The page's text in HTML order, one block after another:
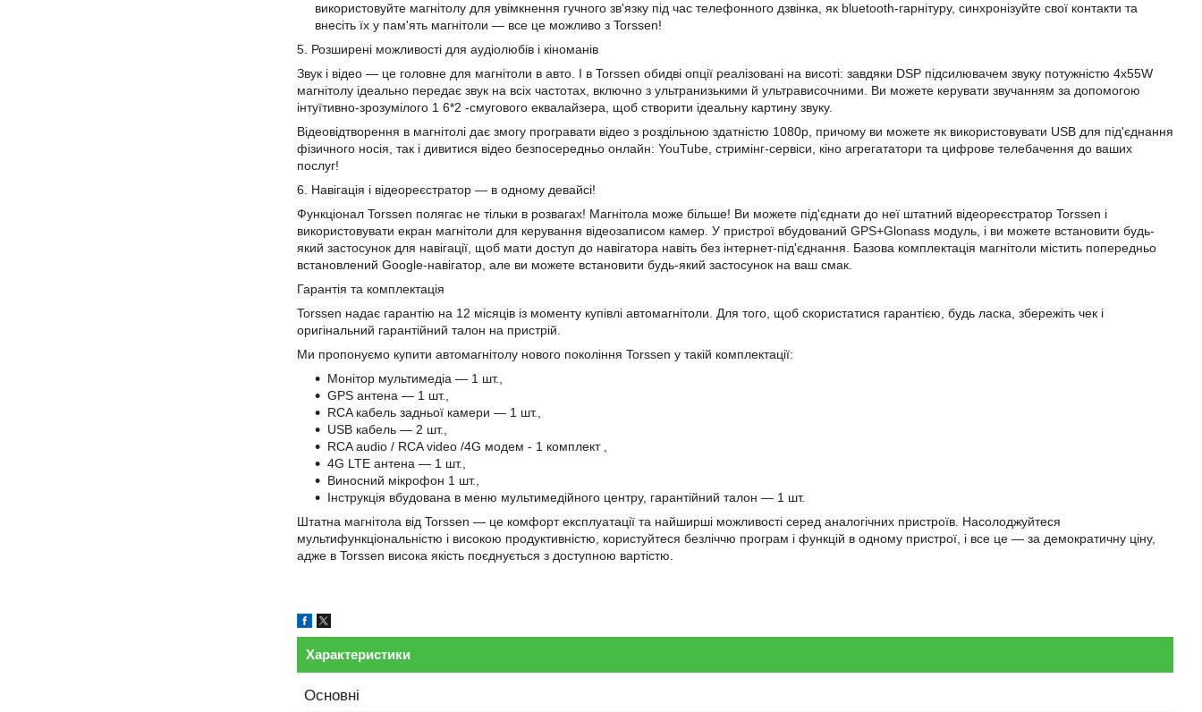
використовуйте магнітолу для увімкнення гучного зв'язку під час телефонного дзвінка, як bluetooth-гарнітуру, синхронізуйте свої контакти та
внесіть їх у пам'ять магнітоли — все це можливо з Torssen!
5. Розширені можливості для аудіолюбів і кіноманів
Звук і відео — це головне для магнітоли в авто. І в Torssen обидві опції реалізовані на висоті: завдяки DSP підсилювачем звуку потужністю 4х55W
магнітолу ідеально передає звук на всіх частотах, включно з ультранизькими й ультрависочними. Ви можете керувати звучанням за допомогою
інтуїтивно-зрозумілого 1 6*2 -смугового еквалайзера, щоб створити ідеальну картину звуку.
Відеовідтворення в магнітолі дає змогу програвати відео з роздільною здатністю 1080р, причому ви можете як використовувати USB для під'єднання
фізичного носія, так і дивитися відео безпосередньо онлайн: YouTube, стримінг-сервіси, кіно агрегататори та цифрове телебачення до ваших
послуг!
6. Навігація і відеореєстратор — в одному девайсі!
Функціонал Torssen полягає не тільки в розвагах! Магнітола може більше! Ви можете під'єднати до неї штатний відеореєстратор Torssen і
використовувати екран магнітоли для керування відеозаписом камер. У пристрої вбудований GPS+Glonass модуль, і ви можете встановити будь-
який застосунок для навігації, щоб мати доступ до навігатора навіть без інтернет-під'єднання. Базова комплектація магнітоли містить попередньо
встановлений Google-навігатор, але ви можете встановити будь-який застосунок на ваш смак.
Гарантія та комплектація
Torssen надає гарантію на 12 місяців із моменту купівлі автомагнітоли. Для того, щоб скористатися гарантією, будь ласка, збережіть чек і
оригінальний гарантійний талон на пристрій.
Ми пропонуємо купити автомагнітолу нового покоління Torssen у такій комплектації:
Монітор мультимедіа — 1 шт.,
GPS антена — 1 шт.,
RCA кабель задньої камери — 1 шт.,
USB кабель — 2 шт.,
RCA audio / RCA video /4G модем - 1 комплект
4G LTE антена — 1 шт.,
Виносний мікрофон 1 шт.,
Інструкція вбудована в меню мультимедійного центру, гарантійний талон — 1 шт.
Штатна магнітола від Torssen — це комфорт експлуатації та найширші можливості серед аналогічних пристроїв. Насолоджуйтеся
мультифункціональністю і високою продуктивністю, користуйтеся безліччю програм і функцій в одному пристрої, і все це — за демократичну ціну,
адже в Torssen висока якість поєднується з доступною вартістю.
Характеристики
Основні